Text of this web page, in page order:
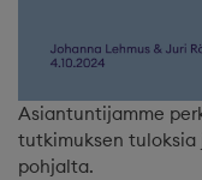
Asiantuntijamme
tutkimuksen tuloksia
pohjalta.